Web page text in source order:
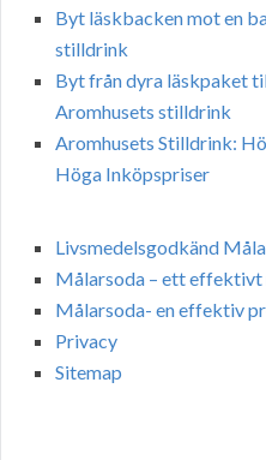
Byt läskbacken mot en
stilldrink
Byt från dyra läskpaket
Aromhusets stilldrink
Aromhusets Stilldrink:
Höga Inköpspriser
Livsmedelsgodkänd
Målarsoda – ett effektivt
Målarsoda- en effektiv
Privacy
Sitemap